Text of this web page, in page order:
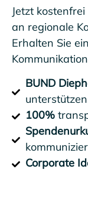
Jetzt
an regionale
Erhalten Sie
BUND
unterstützen
100%
Corporate